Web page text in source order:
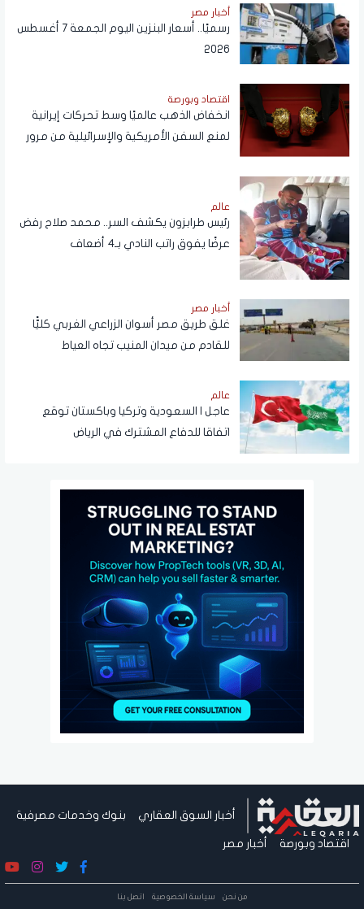
أخبار مصر
رسميًا.. أسعار البنزين اليوم الجمعة 7 أغسطس
2026
اقتصاد وبورصة
انخفاض الذهب عالميًا وسط تحركات إيرانية
لمنع السفن الأمريكية والإسرائيلية من مرور
عالم
رئيس طرابزون يكشف السر.. محمد صلاح رفض
عرضًا يفوق راتب النادي بـ4 أضعاف
أخبار مصر
غلق طريق مصر أسوان الزراعي الغربي كليًّا
للقادم من ميدان المنيب تجاه العياط
عالم
عاجل | السعودية وتركيا وباكستان توقع
اتفاقا للدفاع المشترك في الرياض
أخبار السوق العقاري بنوك وخدمات مصرفية
اقتصاد وبورصة أخبار مصر
من نحن سياسة الخصوصية اتصل بنا